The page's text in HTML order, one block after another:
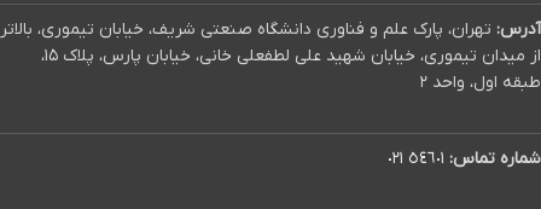
آدرس: تهران، پارک علم و فناوری دانشگاه صنعتی شریف، خیابان تیموری، بالاتر
از میدان تیموری، خیابان شهید علی لطفعلی خانی، خیابان پارس، پلاک ۱۵،
طبقه اول، واحد ۲
شماره تماس: ٥٤٦٠١ ٠٢١